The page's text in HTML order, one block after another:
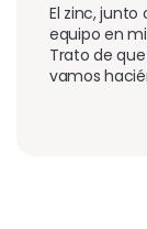
El zinc,
equipo en
Trato de
vamos